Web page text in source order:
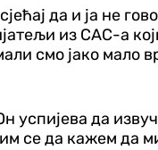
да и ја не
из САС-а
смо јако мало
успијева да
се да кажем да